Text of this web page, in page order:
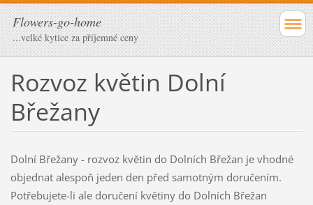
Flowers-go-home
...velké kytice za příjemné ceny
Rozvoz květin Dolní
Břežany
Dolní Břežany - rozvoz květin do Dolních Břežan je vhodné
objednat alespoň jeden den před samotným doručením.
Potřebujete-li ale doručení květiny do Dolních Břežan